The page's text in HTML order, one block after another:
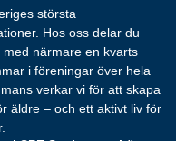
största
Hos oss delar du
närmare en kvarts
i föreningar över hela
verkar vi för att skapa
äldre – och ett aktivt liv för